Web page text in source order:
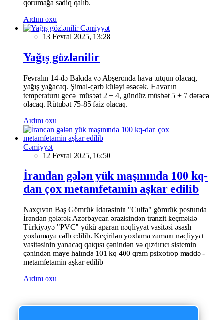
qorumağa sadiq qalıb.
Ardını oxu
Cəmiyyət
13 Fevral 2025, 13:28
Yağış gözlənilir
Fevralın 14-də Bakıda və Abşeronda hava tutqun olacaq,
yağış yağacaq. Şimal-qərb küləyi əsəcək. Havanın
temperaturu gecə müsbət 2 + 4, gündüz müsbət 5 + 7 dərəcə
olacaq. Rütubət 75-85 faiz olacaq.
Ardını oxu
Cəmiyyət
12 Fevral 2025, 16:50
İrandan gələn yük maşınında 100 kq-
dan çox metamfetamin aşkar edilib
Naxçıvan Baş Gömrük İdarəsinin "Culfa" gömrük postunda
İrandan gələrək Azərbaycan ərazisindən tranzit keçməklə
Türkiyəyə "PVC" yükü aparan nəqliyyat vasitəsi əsaslı
yoxlamaya cəlb edilib. Keçirilən yoxlama zamanı nəqliyyat
vasitəsinin yanacaq qatqısı çənindən və qızdırıcı sistemin
çənindən maye halında 101 kq 400 qram psixotrop maddə -
metamfetamin aşkar edilib
Ardını oxu